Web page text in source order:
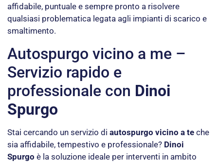
affidabile, puntuale e sempre pronto a risolvere
qualsiasi problematica legata agli impianti di scarico e
smaltimento.
Autospurgo vicino a me –
Servizio rapido e
professionale con Dinoi
Spurgo
Stai cercando un servizio di autospurgo vicino a te che
sia affidabile, tempestivo e professionale? Dinoi
Spurgo è la soluzione ideale per interventi in ambito